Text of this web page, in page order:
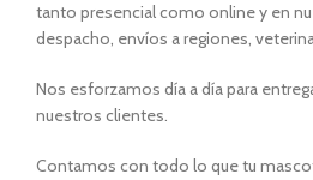
tanto presencial como online y en
despacho, envíos a regiones,
Nos esforzamos día a día para
nuestros clientes.
Contamos con todo lo que tu